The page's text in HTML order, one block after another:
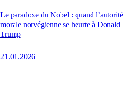
Le paradoxe du Nobel : quand l’autorité
morale norvégienne se heurte à Donald
Trump
21.01.2026